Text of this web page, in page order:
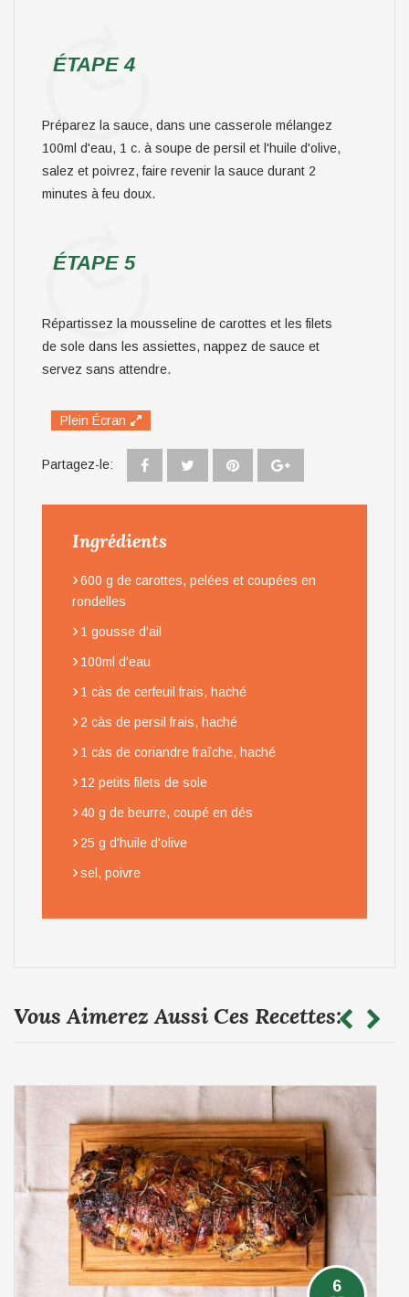
ÉTAPE 4
Préparez la sauce, dans une casserole mélangez
100ml d'eau, 1 c. à soupe de persil et l'huile d'olive,
salez et poivrez, faire revenir la sauce durant 2
minutes à feu doux.
ÉTAPE 5
Répartissez la mousseline de carottes et les filets
de sole dans les assiettes, nappez de sauce et
servez sans attendre.
Plein Écran
Partagez-le:
Ingrédients
›600 g de carottes, pelées et coupées en
rondelles
› 1 gousse d'ail
› 100ml d'eau
› 1 càs de cerfeuil frais, haché
› 2 càs de persil frais, haché
› 1 càs de coriandre fraîche, haché
› 12 petits filets de sole
› 40 g de beurre, coupé en dés
› 25 g d'huile d'olive
›sel, poivre
Vous Aimerez Aussi Ces Recettes:
6